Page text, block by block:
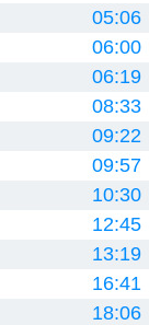
05:06
06:00
06:19
08:33
09:22
09:57
10:30
12:45
13:19
16:41
18:06